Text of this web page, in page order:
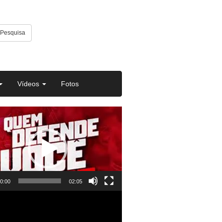
Pesquisa
Vídeos Fotos
02:05